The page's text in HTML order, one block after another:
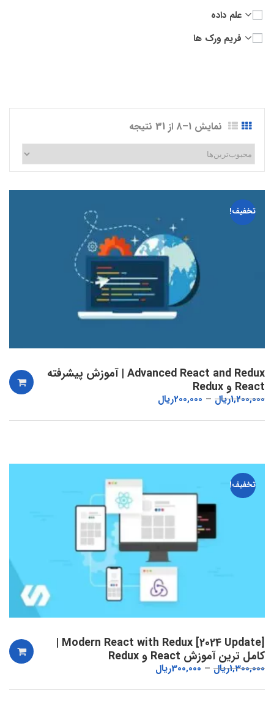
نمایش 1–8 از 31 نتیجه
تخفیف!
Advanced React and Redux | آموزش پیشرفته
React و Redux
1,200,000ریال 200,000ریال
تخفیف!
Modern React with Redux [2024 Update] |
کامل ترین آموزش React و Redux
1,300,000ریال 300,000ریال
علم داده
فریم ورک ها